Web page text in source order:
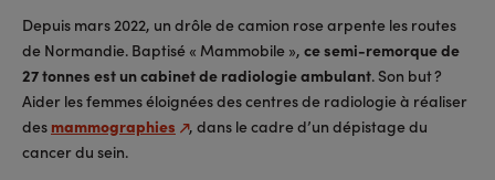
Depuis mars 2022, un drôle de camion rose arpente les routes
de Normandie. Baptisé « Mammobile », ce semi-remorque de
27 tonnes est un cabinet de radiologie ambulant. Son but ?
Aider les femmes éloignées des centres de radiologie à réaliser
des mammographies
, dans le cadre d’un dépistage du
cancer du sein.